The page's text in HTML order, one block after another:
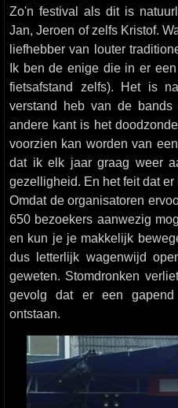
Zo'n festival als dit is
Jan, Jeroen of zelfs Kristof.
liefhebber van louter
Ik ben de enige die in er
fietsafstand zelfs). Het is
verstand heb van de
andere kant is het
voorzien kan worden van
dat ik elk jaar graag weer
gezelligheid. En het feit dat
Omdat de organisatoren
650 bezoekers aanwezig
en kun je je makkelijk
dus letterlijk wagenwijd
geweten. Stomdronken
gevolg dat er een
ontstaan.